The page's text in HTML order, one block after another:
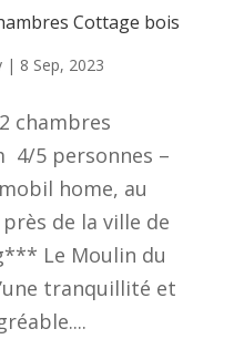
Cottage bois
| 8 Sep, 2023
chambres
4/5 personnes –
home, au
de la ville de
Le Moulin du
tranquillité et